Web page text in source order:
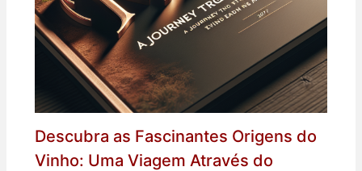
Descubra as Fascinantes Origens do
Vinho: Uma Viagem Através do